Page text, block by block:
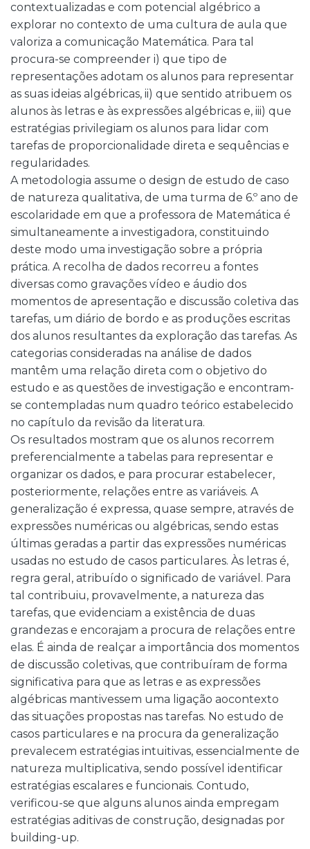
contextualizadas e com potencial algébrico a
explorar no contexto de uma cultura de aula que
valoriza a comunicação Matemática. Para tal
procura-se compreender i) que tipo de
representações adotam os alunos para representar
as suas ideias algébricas, ii) que sentido atribuem os
alunos às letras e às expressões algébricas e, iii) que
estratégias privilegiam os alunos para lidar com
tarefas de proporcionalidade direta e sequências e
regularidades.
A metodologia assume o design de estudo de caso
de natureza qualitativa, de uma turma de 6.º ano de
escolaridade em que a professora de Matemática é
simultaneamente a investigadora, constituindo
deste modo uma investigação sobre a própria
prática. A recolha de dados recorreu a fontes
diversas como gravações vídeo e áudio dos
momentos de apresentação e discussão coletiva das
tarefas, um diário de bordo e as produções escritas
dos alunos resultantes da exploração das tarefas. As
categorias consideradas na análise de dados
mantêm uma relação direta com o objetivo do
estudo e as questões de investigação e encontram-
se contempladas num quadro teórico estabelecido
no capítulo da revisão da literatura.
Os resultados mostram que os alunos recorrem
preferencialmente a tabelas para representar e
organizar os dados, e para procurar estabelecer,
posteriormente, relações entre as variáveis. A
generalização é expressa, quase sempre, através de
expressões numéricas ou algébricas, sendo estas
últimas geradas a partir das expressões numéricas
usadas no estudo de casos particulares. Às letras é,
regra geral, atribuído o significado de variável. Para
tal contribuiu, provavelmente, a natureza das
tarefas, que evidenciam a existência de duas
grandezas e encorajam a procura de relações entre
elas. É ainda de realçar a importância dos momentos
de discussão coletivas, que contribuíram de forma
significativa para que as letras e as expressões
algébricas mantivessem uma ligação aocontexto
das situações propostas nas tarefas. No estudo de
casos particulares e na procura da generalização
prevalecem estratégias intuitivas, essencialmente de
natureza multiplicativa, sendo possível identificar
estratégias escalares e funcionais. Contudo,
verificou-se que alguns alunos ainda empregam
estratégias aditivas de construção, designadas por
building-up.